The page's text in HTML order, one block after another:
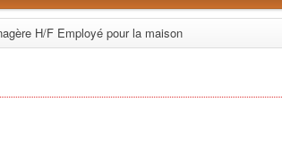
H/F Employé pour la maison